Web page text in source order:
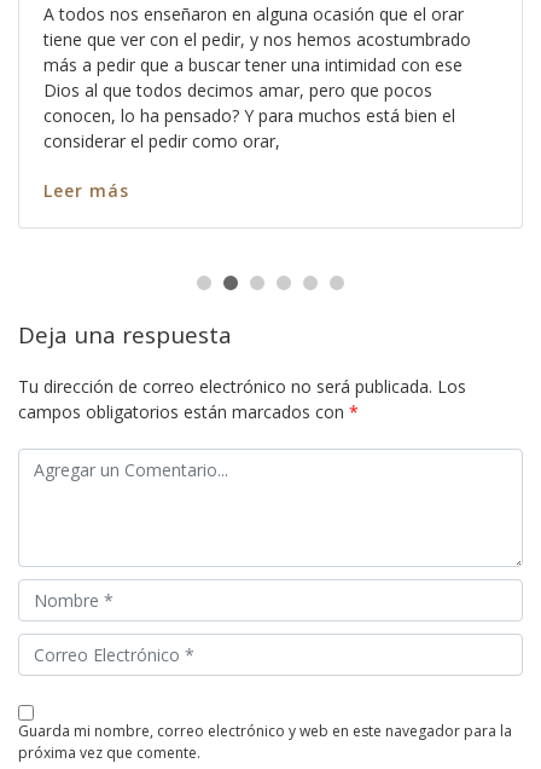
A todos nos enseñaron en alguna ocasión que el orar
tiene que ver con el pedir, y nos hemos acostumbrado
más a pedir que a buscar tener una intimidad con ese
Dios al que todos decimos amar, pero que pocos
conocen, lo ha pensado? Y para muchos está bien el
considerar el pedir como orar,
Leer más
Deja una respuesta
Tu dirección de correo electrónico no será publicada. Los
campos obligatorios están marcados con *
guarda mi nombre, correo electrónico y web en este navegador para la
próxima vez que comente.